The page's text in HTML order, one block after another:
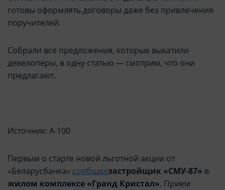
готовы оформлять договоры даже без привлечения
поручителей.
Собрали все предложения, которые выкатили
девелоперы, в одну статью — смотрим, что они
предлагают.
Источник: А-100
Первым о старте новой льготной акции от
«Беларусбанка» сообщилзастройщик «СМУ-87» в
жилом комплексе «Гранд Кристал». Прием